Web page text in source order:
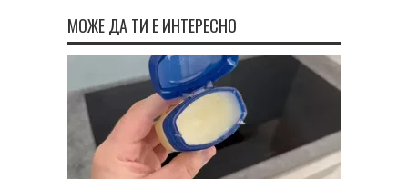
МОЖЕ ДА ТИ Е ИНТЕРЕСНО